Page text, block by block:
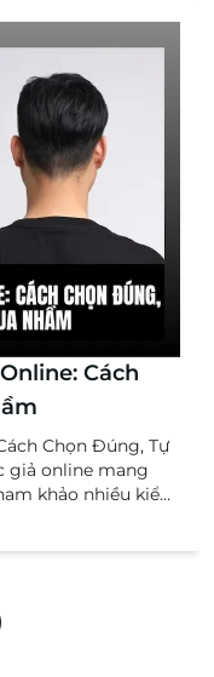
Cách
Chọn Đúng, Tự
giả online mang
khảo nhiều kiểu
cần trực tiếp đến